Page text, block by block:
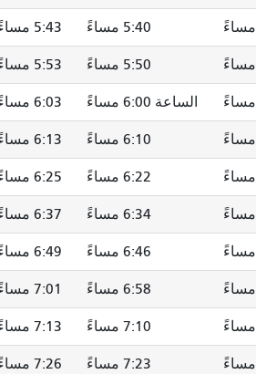
5:40 مساءً 5:43 مساءً
5:50 مساءً 5:53 مساءً
الساعة 6:00 مساءً 6:03 مساءً
6:10 مساءً 6:13 مساءً
6:22 مساءً 6:25 مساءً
6:34 مساءً 6:37 مساءً
6:46 مساءً 6:49 مساءً
6:58 مساءً 7:01 مساءً
7:10 مساءً 7:13 مساءً
7:23 مساءً 7:26 مساءً